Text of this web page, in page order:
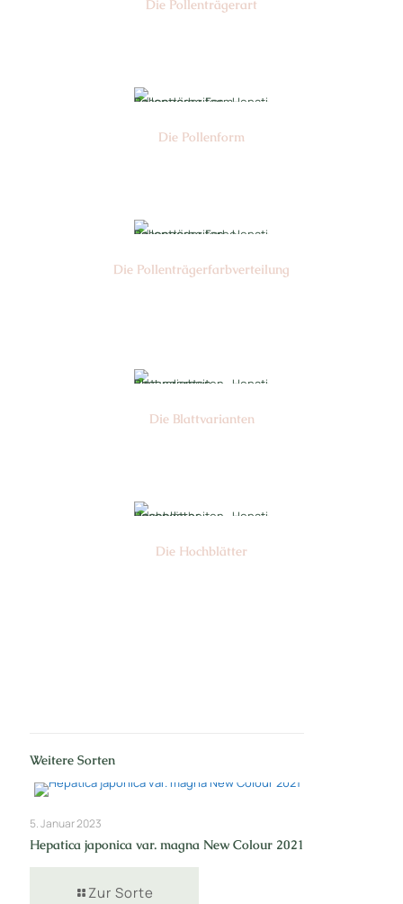
Die Pollen­trägerart
Die Pollen­form
Die Pollen­trägerfarb­verteilung
Die Blattvarianten
Die Hochblätter
Weitere Sorten
5. Januar 2023
Hepatica japonica var. magna New Colour 2021
Zur Sorte